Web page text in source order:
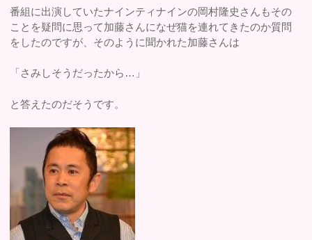
番組に出演していたナインティナインの岡村隆史さんもその
ことを疑問に思って加藤さんになぜ猫を連れてきたのか質問
をしたのですが、そのように聞かれた加藤さんは
「さみしそうだったから…」
と答えたのだそうです。